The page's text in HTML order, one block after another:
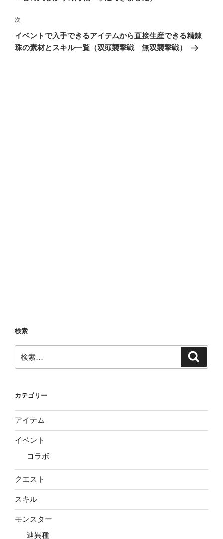
ゲ
ー
シ
次
の
投
次
イベントで入手できるアイテムから直接生産できる精錬
珠の素材とスキル一覧（双頭襲撃戦 無双襲撃戦）
検索
索:
カテゴリー
アイテム
イベント
コラボ
クエスト
スキル
モンスター
辿異種